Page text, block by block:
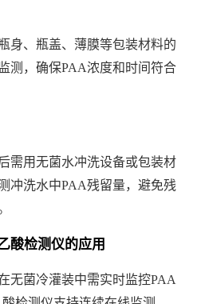
身、瓶盖、薄膜等包装材料的
测，确保PAA浓度和时间符合
需用无菌水冲洗设备或包装材
冲洗水中PAA残留量，避免残
酸检测仪的应用
无菌冷灌装中需实时监控PAA